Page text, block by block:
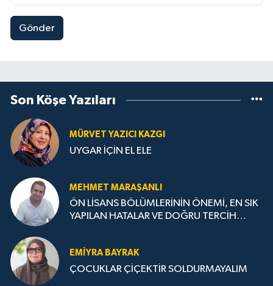
Gönder
Son Köşe Yazıları
MÜRVET YAZICI KAZGI
UYGAR İÇİN EL ELE
MEHMET MARAŞANLI
ÖN LİSANS BÖLÜMLERİNİN ÖNEMİ, EN SIK
YAPILAN HATALAR VE DOĞRU TERCİH
EMIYRA BAYRAK
ÇOCUKLAR ÇİÇEKTİR SOLDURMAYALIM